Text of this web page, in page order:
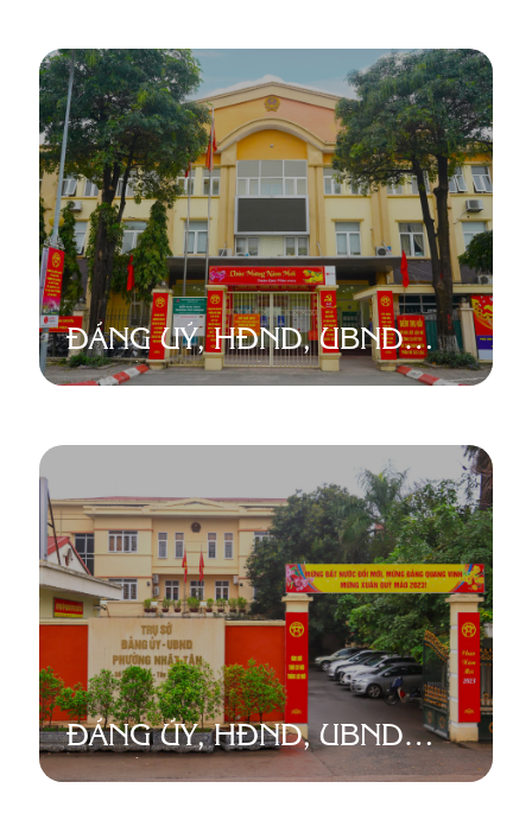
ĐẢNG UỶ, HĐND, UBND
PHƯỜNG PHÚ THƯỢNG
ĐẢNG ỦY, HĐND, UBND
PHƯỜNG NHẬT TÂN